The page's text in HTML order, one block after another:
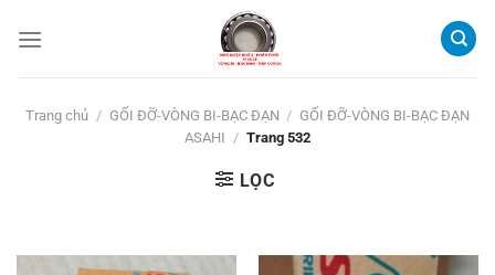
qua
Trang chủ / GỐI ĐỠ-VÒNG BI-BẠC ĐẠN / GỐI ĐỠ-VÒNG BI-BẠC ĐẠN
ASAHI / Trang 532
LỌC